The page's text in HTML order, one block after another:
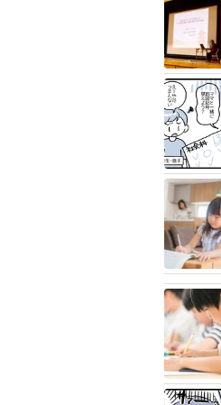
して前
一方、
（そう
代わり
ではな
り、こ
に失わ